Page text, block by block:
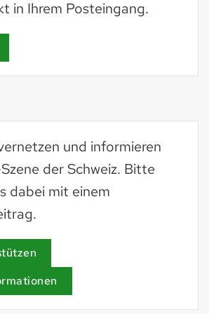
in Ihrem Posteingang.
und informieren
der Schweiz. Bitte
dabei mit einem